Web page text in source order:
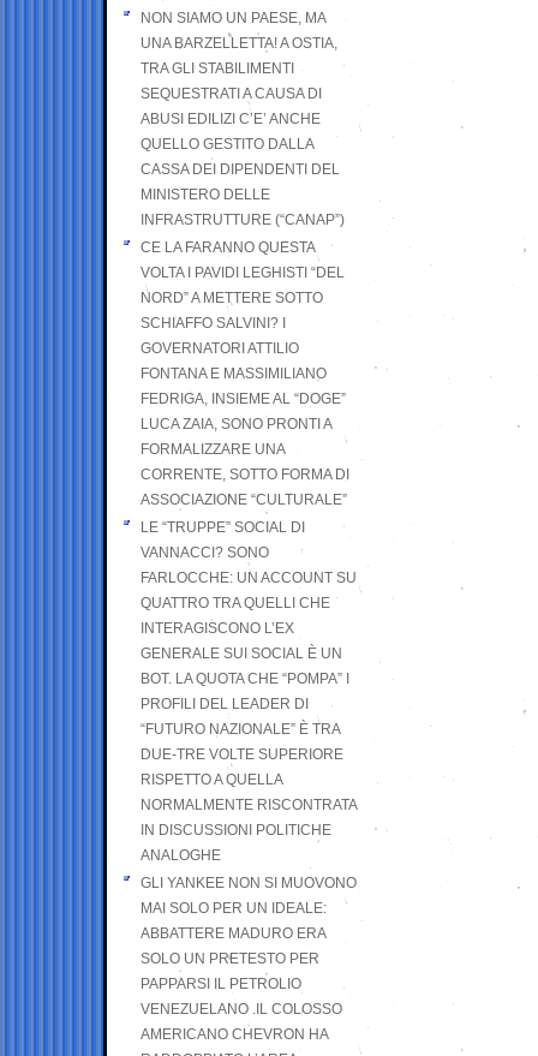
NON SIAMO UN PAESE, MA
UNA BARZELLETTA! A OSTIA,
TRA GLI STABILIMENTI
SEQUESTRATI A CAUSA DI
ABUSI EDILIZI C’E’ ANCHE
QUELLO GESTITO DALLA
CASSA DEI DIPENDENTI DEL
MINISTERO DELLE
INFRASTRUTTURE (“CANAP”)
CE LA FARANNO QUESTA
VOLTA I PAVIDI LEGHISTI “DEL
NORD” A METTERE SOTTO
SCHIAFFO SALVINI? I
GOVERNATORI ATTILIO
FONTANA E MASSIMILIANO
FEDRIGA, INSIEME AL “DOGE”
LUCA ZAIA, SONO PRONTI A
FORMALIZZARE UNA
CORRENTE, SOTTO FORMA DI
ASSOCIAZIONE “CULTURALE”
LE “TRUPPE” SOCIAL DI
VANNACCI? SONO
FARLOCCHE: UN ACCOUNT SU
QUATTRO TRA QUELLI CHE
INTERAGISCONO L’EX
GENERALE SUI SOCIAL È UN
BOT. LA QUOTA CHE “POMPA” I
PROFILI DEL LEADER DI
“FUTURO NAZIONALE” È TRA
DUE-TRE VOLTE SUPERIORE
RISPETTO A QUELLA
NORMALMENTE RISCONTRATA
IN DISCUSSIONI POLITICHE
ANALOGHE
GLI YANKEE NON SI MUOVONO
MAI SOLO PER UN IDEALE:
ABBATTERE MADURO ERA
SOLO UN PRETESTO PER
PAPPARSI IL PETROLIO
VENEZUELANO .IL COLOSSO
AMERICANO CHEVRON HA